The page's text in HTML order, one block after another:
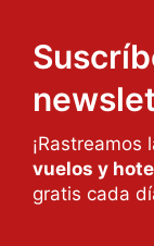
¡Rastreamos
vuelos y
gratis cada